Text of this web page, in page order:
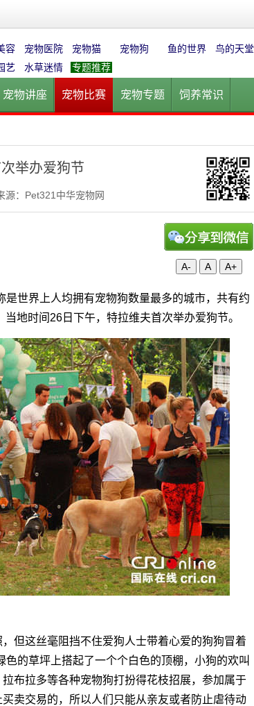
容 宠物医院 宠物猫 宠物狗 鱼的世界
鸟的天堂
艺 水草迷情 专题推荐
宠物讲座 宠物比赛 宠物专题 饲养常识
举办爱狗节
源：Pet321中华宠物网
A- A A+
世界上人均拥有宠物狗数量最多的城市，共有约
地时间26日下午，特拉维夫首次举办爱狗节。
但这丝毫阻挡不住爱狗人士带着心爱的狗狗冒着
色的草坪上搭起了一个个白色的顶棚，小狗的欢叫
布拉多等各种宠物狗打扮得花枝招展，参加属于
卖交易的，所以人们只能从亲友或者防止虐待动